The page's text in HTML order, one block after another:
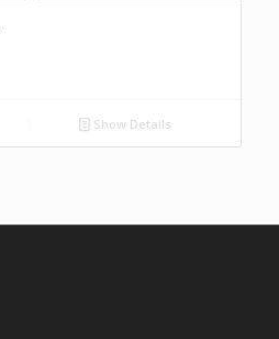
Show Details